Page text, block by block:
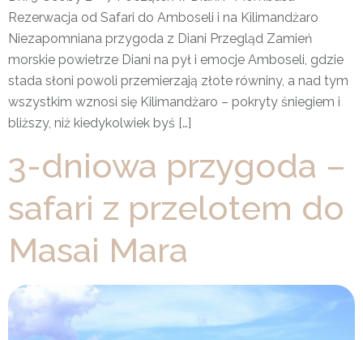
Rezerwacja od Safari do Amboseli i na Kilimandżaro
Niezapomniana przygoda z Diani Przegląd Zamień
morskie powietrze Diani na pył i emocje Amboseli, gdzie
stada słoni powoli przemierzają złote równiny, a nad tym
wszystkim wznosi się Kilimandżaro – pokryty śniegiem i
bliższy, niż kiedykolwiek byś […]
3-dniowa przygoda –
safari z przelotem do
Masai Mara